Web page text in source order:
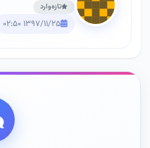
تازه‌وارد
۱۳۹۷/۱۱/۲۵ ۰۲:۵۰